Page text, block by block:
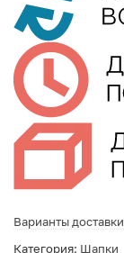
Варианты доставки
Категория: Шапки